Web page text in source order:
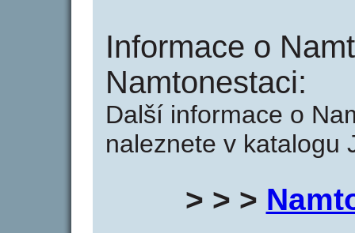
Informace o
Namtonestaci:
Další informace o
naleznete v katalogu
> > >